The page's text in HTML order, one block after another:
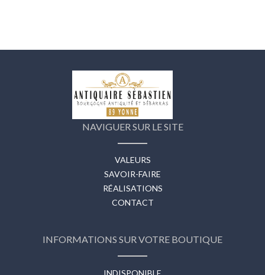
NAVIGUER SUR LE SITE
VALEURS
SAVOIR-FAIRE
RÉALISATIONS
CONTACT
INFORMATIONS SUR VOTRE BOUTIQUE
INDISPONIBLE